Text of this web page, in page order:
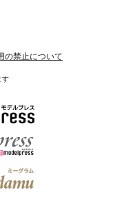
の禁止について
す